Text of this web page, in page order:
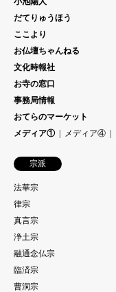
だてりゅうほう
ここより
お仏壇ちゃんねる
文化時報社
お寺の窓口
事務局情報
おてらのマーケット
メディア①
メディア④
宗派
法華宗
律宗
真言宗
浄土宗
融通念仏宗
臨済宗
曹洞宗